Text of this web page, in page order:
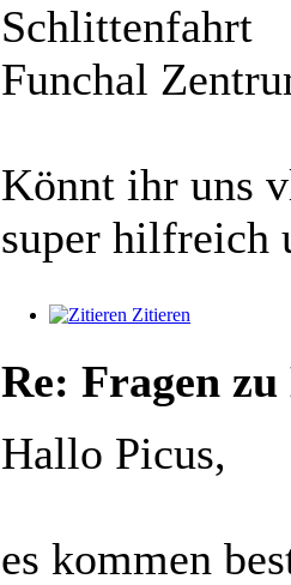
Schlittenfahrt
Funchal
Könnt ihr uns
super hilfreich
Zitieren
Re: Fragen
Hallo Picus,
es kommen